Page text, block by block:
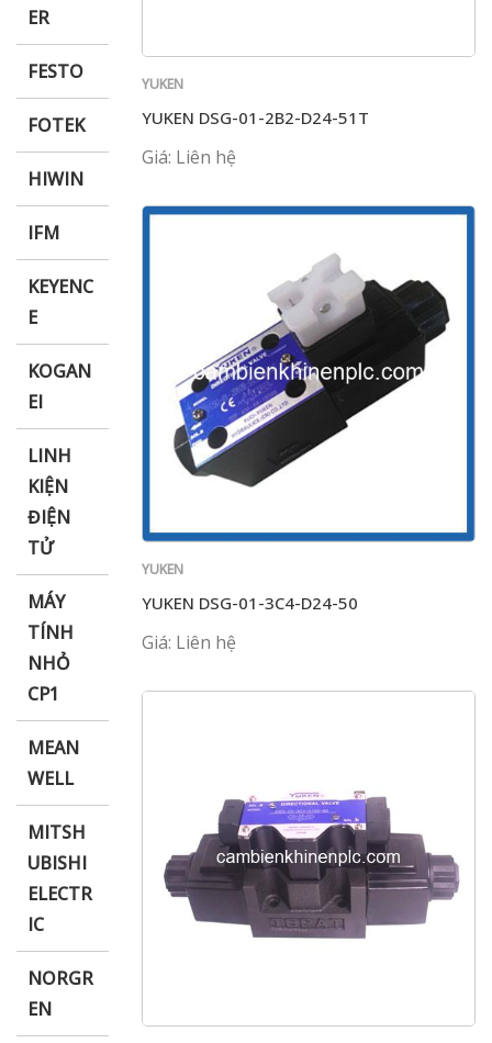
ER
FESTO
FOTEK
HIWIN
IFM
KEYENC
E
KOGAN
EI
LINH
KIỆN
ĐIỆN
TỬ
MÁY
TÍNH
NHỎ
CP1
MEAN
WELL
MITSH
UBISHI
ELECTR
IC
NORGR
EN
YUKEN
YUKEN DSG-01-2B2-D24-51T
Giá: Liên hệ
YUKEN
YUKEN DSG-01-3C4-D24-50
Giá: Liên hệ